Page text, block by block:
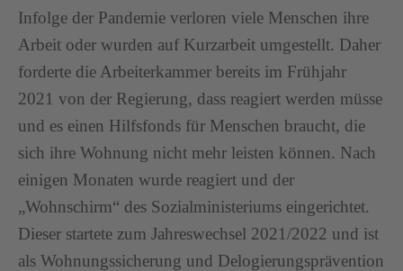
Infolge der Pandemie verloren viele Menschen ihre
Arbeit oder wurden auf Kurzarbeit umgestellt. Daher
forderte die Arbeiterkammer bereits im Frühjahr
2021 von der Regierung, dass reagiert werden müsse
und es einen Hilfsfonds für Menschen braucht, die
sich ihre Wohnung nicht mehr leisten können. Nach
einigen Monaten wurde reagiert und der
„Wohnschirm“ des Sozialministeriums eingerichtet.
Dieser startete zum Jahreswechsel 2021/2022 und ist
als Wohnungssicherung und Delogierungsprävention